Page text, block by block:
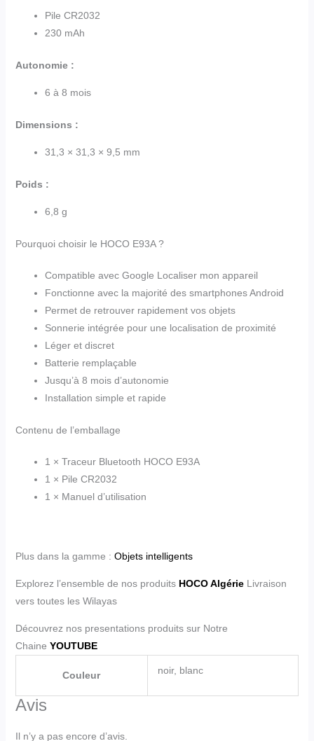
Pile CR2032
230 mAh
Autonomie :
6 à 8 mois
Dimensions :
31,3 × 31,3 × 9,5 mm
Poids :
6,8 g
Pourquoi choisir le HOCO E93A ?
Compatible avec Google Localiser mon appareil
Fonctionne avec la majorité des smartphones Android
Permet de retrouver rapidement vos objets
Sonnerie intégrée pour une localisation de proximité
Léger et discret
Batterie remplaçable
Jusqu’à 8 mois d’autonomie
Installation simple et rapide
Contenu de l’emballage
1 × Traceur Bluetooth HOCO E93A
1 × Pile CR2032
1 × Manuel d’utilisation
Plus dans la gamme : Objets intelligents
Explorez l’ensemble de nos produits HOCO Algérie Livraison
vers toutes les Wilayas
Découvrez nos presentations produits sur Notre
Chaine YOUTUBE
Couleur noir, blanc
Avis
Il n’y a pas encore d’avis.